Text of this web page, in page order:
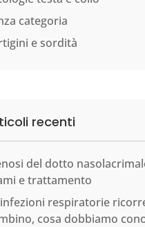
categoria
e sordità
recenti
del dotto
e trattamento
respiratorie
cosa dobbiamo